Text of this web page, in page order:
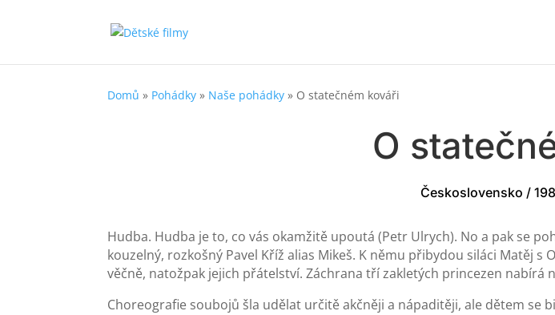
Domů » Pohádky » Naše pohádky » O statečném kováři
O
Československo /
Hudba. Hudba je to, co vás okamžitě upoutá (Petr Ulrych). No a pak se
kouzelný, rozkošný Pavel Kříž alias Mikeš. K němu přibydou siláci Matěj
věčně, natožpak jejich přátelství. Záchrana tří zakletých princezen nabírá
Choreografie soubojů šla udělat určitě akčněji a nápaditěji, ale dětem se